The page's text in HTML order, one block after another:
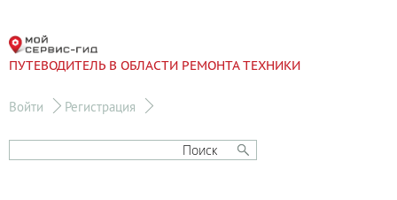
ПУТЕВОДИТЕЛЬ В ОБЛАСТИ РЕМОНТА ТЕХНИКИ
Войти Регистрация